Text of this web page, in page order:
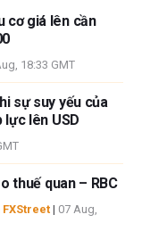
cơ giá lên cần
18:33 GMT
sự suy yếu của
lên USD
thuế quan – RBC
FXStreet | 07 Aug,